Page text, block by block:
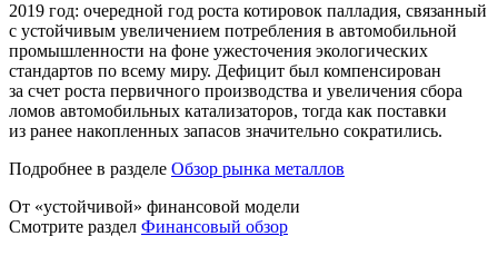
2019 год: очередной год роста котировок палладия, связанный
с устойчивым увеличением потребления в автомобильной
промышленности на фоне ужесточения экологических
стандартов по всему миру. Дефицит был компенсирован
за счет роста первичного производства и увеличения сбора
ломов автомобильных катализаторов, тогда как поставки
из ранее накопленных запасов значительно сократились.
Подробнее в разделе Обзор рынка металлов
От «устойчивой» финансовой модели
Смотрите раздел Финансовый обзор